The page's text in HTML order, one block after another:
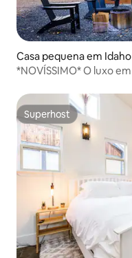
Casa pequena em
*NOVÍSSIMO* O luxo
Superhost
Superhost